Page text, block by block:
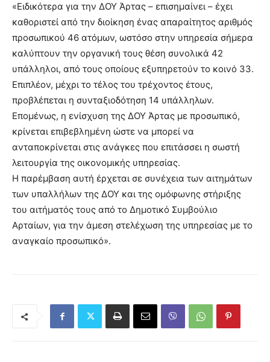
«Ειδικότερα για την ΔΟΥ Άρτας – επισημαίνει – έχει
καθοριστεί από την διοίκηση ένας απαραίτητος αριθμός
προσωπικού 46 ατόμων, ωστόσο στην υπηρεσία σήμερα
καλύπτουν την οργανική τους θέση συνολικά 42
υπάλληλοι, από τους οποίους εξυπηρετούν το κοινό 33.
Επιπλέον, μέχρι το τέλος του τρέχοντος έτους,
προβλέπεται η συνταξιοδότηση 14 υπάλληλων.
Επομένως, η ενίσχυση της ΔΟΥ Άρτας με προσωπικό,
κρίνεται επιβεβλημένη ώστε να μπορεί να
ανταποκρίνεται στις ανάγκες που επιτάσσει η σωστή
λειτουργία της οικονομικής υπηρεσίας.
Η παρέμβαση αυτή έρχεται σε συνέχεια των αιτημάτων
των υπαλλήλων της ΔΟΥ και της ομόφωνης στήριξης
του αιτήματός τους από το Δημοτικό Συμβούλιο
Αρταίων, για την άμεση στελέχωση της υπηρεσίας με το
αναγκαίο προσωπικό».